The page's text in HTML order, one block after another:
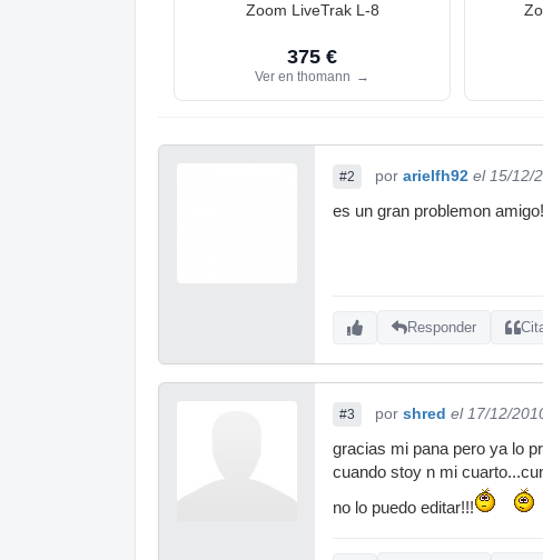
Zoom LiveTrak L-8
375 €
Ver en thomann →
#2 por arielfh92 el 15/12/
es un gran problemon
Responder
#3 por shred el 17/12/
gracias mi pana pero ya lo
cuando stoy n mi
no lo puedo editar!!!